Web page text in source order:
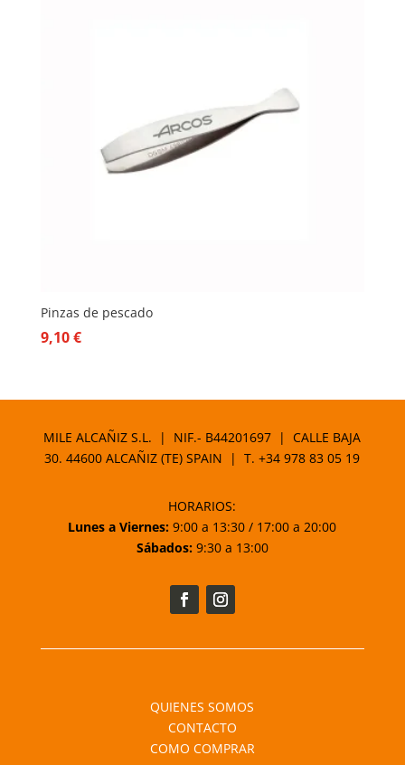
Pinzas de pescado
9,10€
MILE ALCAÑIZ S.L. | NIF.- B44201697 | CALLE BAJA
30. 44600 ALCAÑIZ (TE) SPAIN | T.+34 978 83 05 19
HORARIOS:
Lunes a Viernes: 9:00 a 13:30 / 17:00 a 20:00
Sábados:9:30 a 13:00
QUIENES SOMOS
CONTACTO
COMO COMPRAR